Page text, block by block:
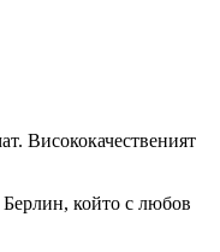
Висококачественият
който с любов